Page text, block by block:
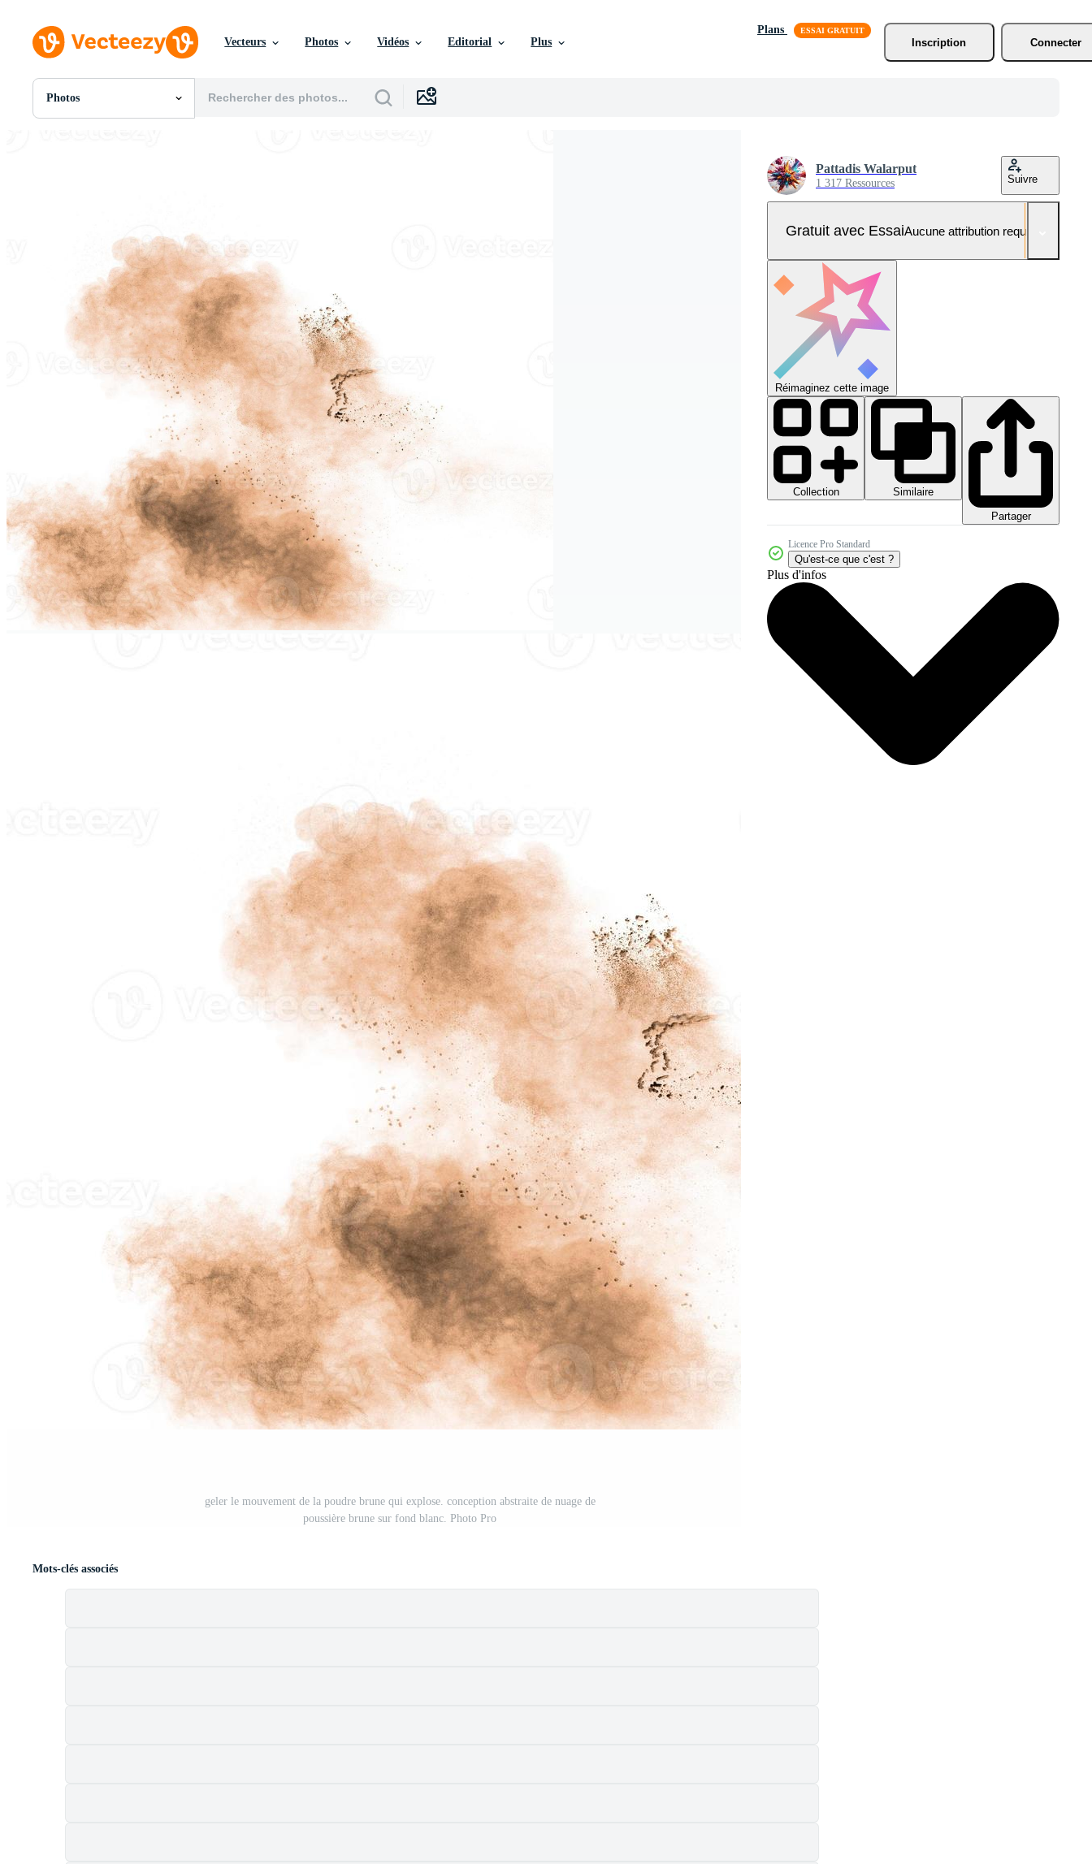
Vecteurs Photos Vidéos Editorial Plus
Plans
Inscription
Connecter
Photos
Toutes Images
Motion graphics
Images Éditoriales
Événements Éditoriaux
geler le mouvement de la poudre brune qui explose. conception abstraite de nuage de
poussière brune sur fond blanc. Photo Pro
Pattadis Walarput
1 317 Ressources Suivre
Gratuit avec EssaiAucune attribution requise
Réimaginez cette image
Collection
Similaire
Partager
Licence Pro Standard
Qu'est-ce que c'est ?
Plus d'infos
Mots-clés associés